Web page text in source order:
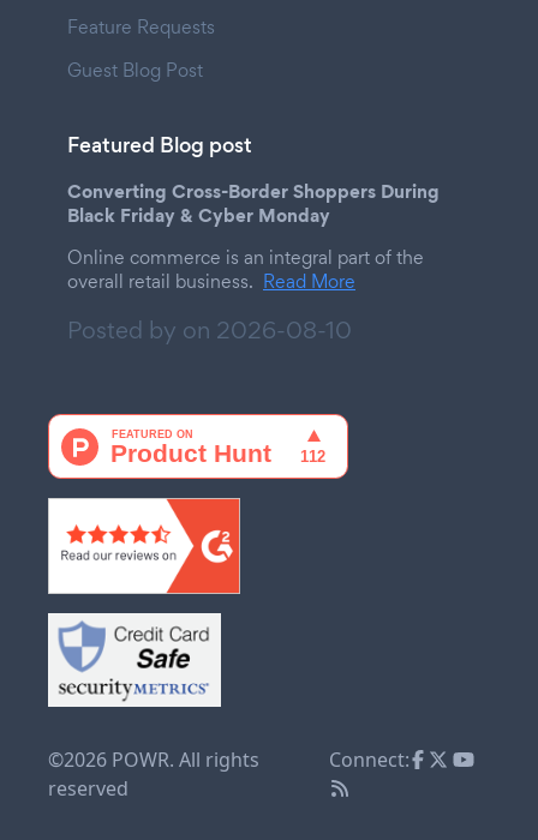
Feature Requests
Guest Blog Post
Featured Blog post
Converting Cross-Border Shoppers During
Black Friday & Cyber Monday
Online commerce is an integral part of the
overall retail business. Read More
Posted by on 2026-08-10
©2026 POWR. All rights
reserved
Connect: